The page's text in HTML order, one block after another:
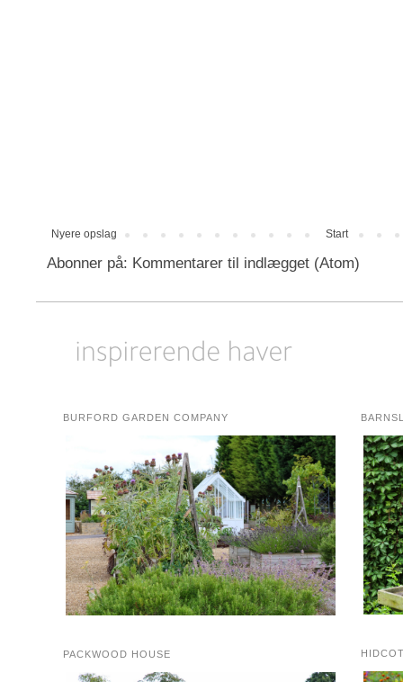
Nyere opslag Start
Abonner på: Kommentarer til indlægget (Atom)
BURFORD GARDEN COMPANY
PACKWOOD HOUSE